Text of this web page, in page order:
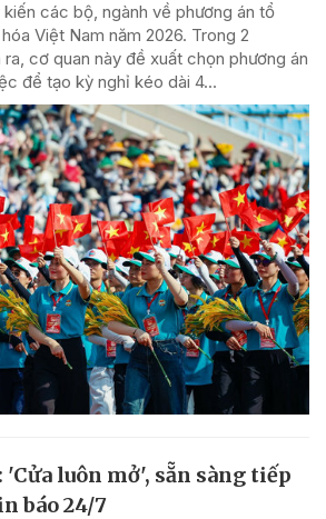
các bộ, ngành về phương án tổ
Việt Nam năm 2026. Trong 2
cơ quan này đề xuất chọn phương án
để tạo kỳ nghỉ kéo dài 4...
'Cửa luôn mở', sẵn sàng tiếp
báo 24/7